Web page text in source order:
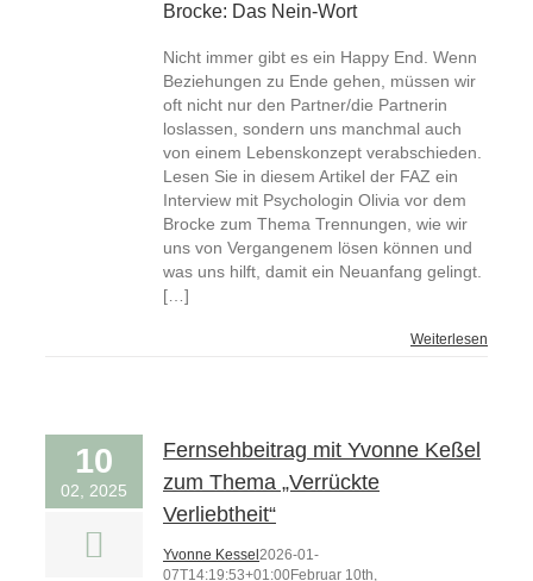
Brocke: Das Nein-Wort
Nicht immer gibt es ein Happy End. Wenn
Beziehungen zu Ende gehen, müssen wir
oft nicht nur den Partner/die Partnerin
loslassen, sondern uns manchmal auch
von einem Lebenskonzept verabschieden.
Lesen Sie in diesem Artikel der FAZ ein
Interview mit Psychologin Olivia vor dem
Brocke zum Thema Trennungen, wie wir
uns von Vergangenem lösen können und
was uns hilft, damit ein Neuanfang gelingt.
[…]
Weiterlesen
10
02, 2025
Fernsehbeitrag mit Yvonne Keßel
zum Thema „Verrückte
Verliebtheit“
Yvonne Kessel 2026-01-
07T14:19:53+01:00Februar 10th,